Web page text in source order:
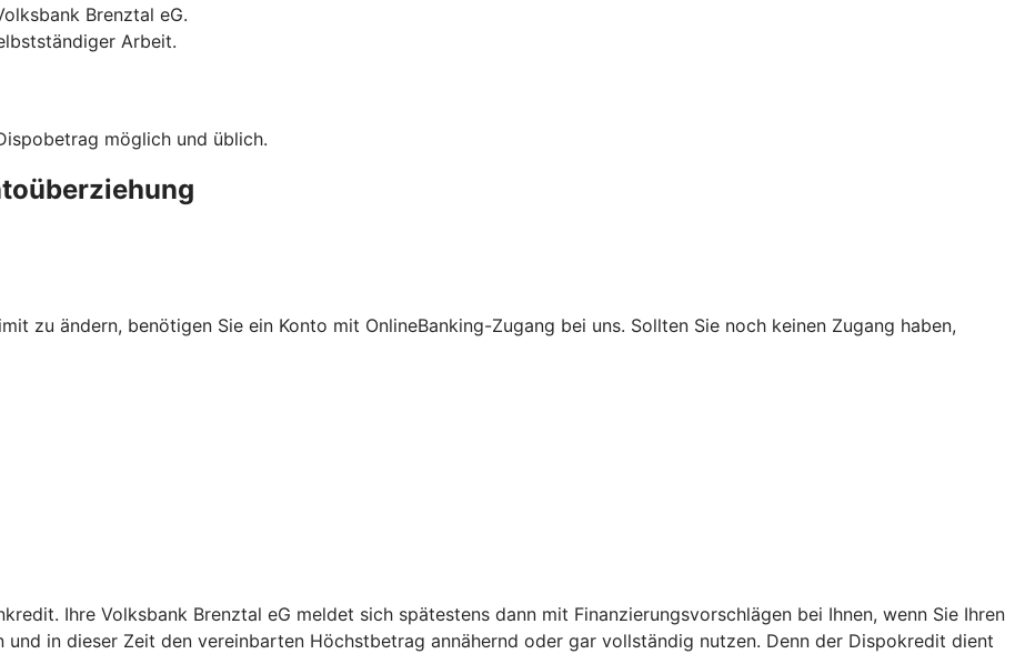
Brenztal eG.
Arbeit.
möglich und üblich.
zu ändern, benötigen Sie ein Konto mit OnlineBanking-Zugang bei uns. Sollten Sie noch keinen Zugang haben,
Ihre Volksbank Brenztal eG meldet sich spätestens dann mit Finanzierungsvorschlägen bei Ihnen, wenn Sie Ihren
in dieser Zeit den vereinbarten Höchstbetrag annähernd oder gar vollständig nutzen. Denn der Dispokredit dient